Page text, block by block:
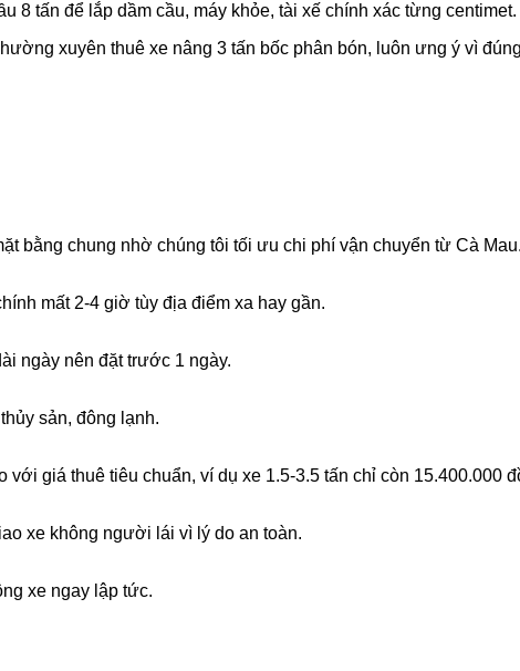
8 tấn để lắp dầm cầu, máy khỏe, tài xế chính xác từng centimet.
xuyên thuê xe nâng 3 tấn bốc phân bón, luôn ưng ý vì
bằng chung nhờ chúng tôi tối ưu chi phí vận chuyển từ Cà Mau.
mất 2-4 giờ tùy địa điểm xa hay gần.
ngày nên đặt trước 1 ngày.
sản, đông lạnh.
giá thuê tiêu chuẩn, ví dụ xe 1.5-3.5 tấn chỉ còn 15.400.000
xe không người lái vì lý do an toàn.
xe ngay lập tức.